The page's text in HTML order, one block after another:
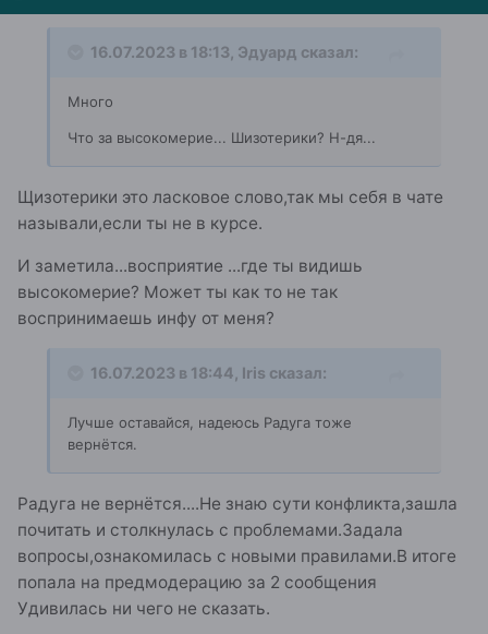
16.07.2023 в 18:13, Эдуард сказал:
Много
Что за высокомерие... Шизотерики? Н-дя...
Щизотерики это ласковое слово,так мы себя в чате
называли,если ты не в курсе.
И заметила...восприятие ...где ты видишь
высокомерие? Может ты как то не так
воспринимаешь инфу от меня?
16.07.2023 в 18:44, Iris сказал:
Лучше оставайся, надеюсь Радуга тоже
вернётся.
Радуга не вернётся....Не знаю сути конфликта,зашла
почитать и столкнулась с проблемами.Задала
вопросы,ознакомилась с новыми правилами.В итоге
попала на предмодерацию за 2 сообщения
Удивилась ни чего не сказать.